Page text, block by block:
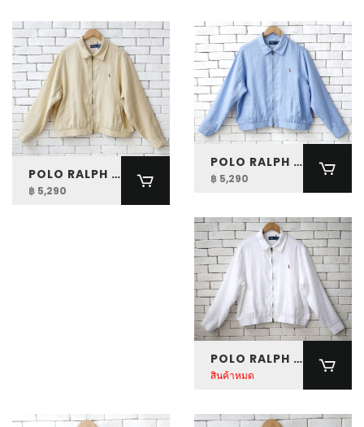
POLO RALPH LAUREN WOMEN LINEN WINDBREAKER
฿ 5,290
POLO RALPH LAUREN WOMEN LINEN WINDBREAKER
฿ 5,290
POLO RALPH LAUREN WOMEN LINEN WINDBREAKER
สินค้าหมด